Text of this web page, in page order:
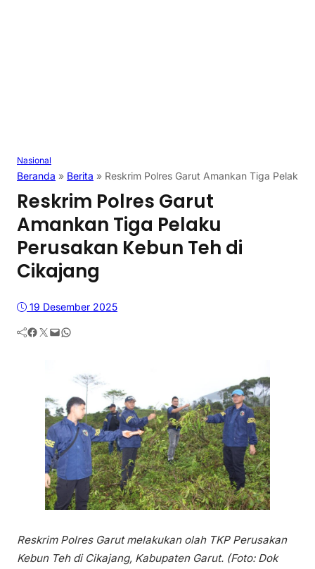
Nasional
Beranda » Berita » Reskrim Polres Garut Amankan Tiga Pelaku
Reskrim Polres Garut
Amankan Tiga Pelaku
Perusakan Kebun Teh di
Cikajang
19 Desember 2025
Facebook Twitter Mail WhatsApp
Reskrim Polres Garut melakukan olah TKP Perusakan
Kebun Teh di Cikajang, Kabupaten Garut. (Foto: Dok